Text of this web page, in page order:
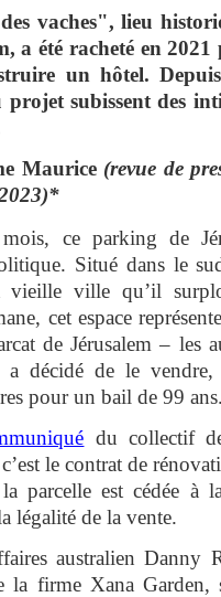
vaches", lieu
a été racheté en
un hôtel.
projet subissent des
Maurice (revue de
ce parking de
Situé dans le
vieille ville qu’il
cet espace
de Jérusalem – les
a décidé de le
pour un bail de 99 ans.
du collectif
le contrat de
parcelle est cédée à
légalité de la vente.
australien
la firme Xana Garden,